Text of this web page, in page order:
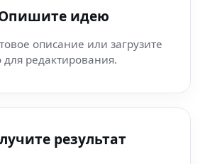
идею
описание или загрузите
для редактирования.
результат